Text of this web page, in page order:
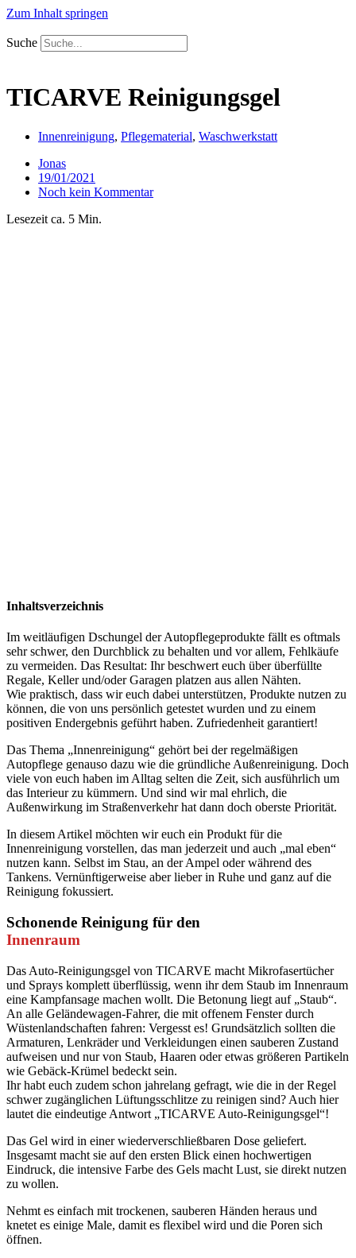
Zum Inhalt springen
Suche
TICARVE Reinigungsgel
Innenreinigung, Pflegematerial, Waschwerkstatt
Jonas
19/01/2021
Noch kein Kommentar
Lesezeit ca. 5 Min.
Inhaltsverzeichnis
Im weitläufigen Dschungel der Autopflegeprodukte fällt es oftmals
sehr schwer, den Durchblick zu behalten und vor allem, Fehlkäufe
zu vermeiden. Das Resultat: Ihr beschwert euch über überfüllte
Regale, Keller und/oder Garagen platzen aus allen Nähten.
Wie praktisch, dass wir euch dabei unterstützen, Produkte nutzen zu
können, die von uns persönlich getestet wurden und zu einem
positiven Endergebnis geführt haben. Zufriedenheit garantiert!
Das Thema „Innenreinigung“ gehört bei der regelmäßigen
Autopflege genauso dazu wie die gründliche Außenreinigung. Doch
viele von euch haben im Alltag selten die Zeit, sich ausführlich um
das Interieur zu kümmern. Und sind wir mal ehrlich, die
Außenwirkung im Straßenverkehr hat dann doch oberste Priorität.
In diesem Artikel möchten wir euch ein Produkt für die
Innenreinigung vorstellen, das man jederzeit und auch „mal eben“
nutzen kann. Selbst im Stau, an der Ampel oder während des
Tankens. Vernünftigerweise aber lieber in Ruhe und ganz auf die
Reinigung fokussiert.
Schonende Reinigung für den
Innenraum
Das Auto-Reinigungsgel von TICARVE macht Mikrofasertücher
und Sprays komplett überflüssig, wenn ihr dem Staub im Innenraum
eine Kampfansage machen wollt. Die Betonung liegt auf „Staub“.
An alle Geländewagen-Fahrer, die mit offenem Fenster durch
Wüstenlandschaften fahren: Vergesst es! Grundsätzlich sollten die
Armaturen, Lenkräder und Verkleidungen einen sauberen Zustand
aufweisen und nur von Staub, Haaren oder etwas größeren Partikeln
wie Gebäck-Krümel bedeckt sein.
Ihr habt euch zudem schon jahrelang gefragt, wie die in der Regel
schwer zugänglichen Lüftungsschlitze zu reinigen sind? Auch hier
lautet die eindeutige Antwort „TICARVE Auto-Reinigungsgel“!
Das Gel wird in einer wiederverschließbaren Dose geliefert.
Insgesamt macht sie auf den ersten Blick einen hochwertigen
Eindruck, die intensive Farbe des Gels macht Lust, sie direkt nutzen
zu wollen.
Nehmt es einfach mit trockenen, sauberen Händen heraus und
knetet es einige Male, damit es flexibel wird und die Poren sich
öffnen.